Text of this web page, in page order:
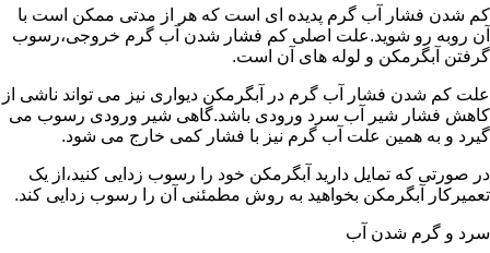
کم شدن فشار آب گرم پدیده ای است که هر از مدتی ممکن است با
آن روبه رو شوید.علت اصلی کم فشار شدن آب گرم خروجی،رسوب
گرفتن آبگرمکن و لوله های آن است.
علت کم شدن فشار آب گرم در آبگرمکن دیواری نیز می تواند ناشی از
کاهش فشار شیر آب سرد ورودی باشد.گاهی شیر ورودی رسوب می
گیرد و به همین علت آب گرم نیز با فشار کمی خارج می شود.
در صورتی که تمایل دارید آبگرمکن خود را رسوب زدایی کنید،از یک
تعمیرکار آبگرمکن بخواهید به روش مطمئنی آن را رسوب زدایی کند.
سرد و گرم شدن آب